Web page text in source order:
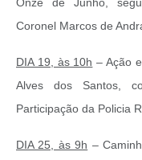
Coronel Marcos de
DIA 19, às 10h – Ação
Alves dos Santos,
Participação da Policia
DIA 25, às 9h –